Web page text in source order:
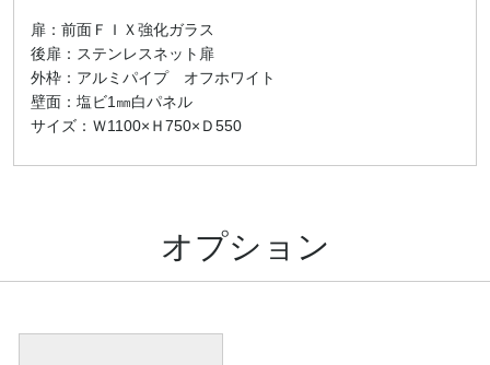
扉：前面ＦＩＸ強化ガラス
後扉：ステンレスネット扉
外枠：アルミパイプ オフホワイト
壁面：塩ビ1㎜白パネル
サイズ：Ｗ1100×Ｈ750×Ｄ550
オプション